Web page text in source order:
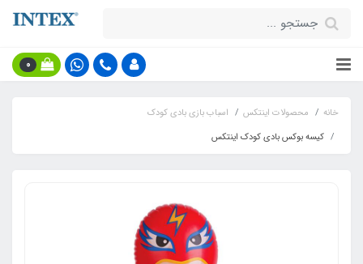
0
خانه محصولات اینتکس
اسباب بازی بادی کودک
کیسه بوکس بادی کودک اینتکس